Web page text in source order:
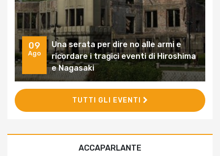
09
Ago
Una serata per dire no alle armi e
ricordare i tragici eventi di Hiroshima
e Nagasaki
TUTTI GLI EVENTI
ACCAPARLANTE